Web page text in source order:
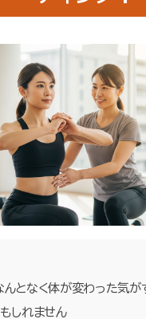
無料体験予約
んとなく体が変わった気が
しれません